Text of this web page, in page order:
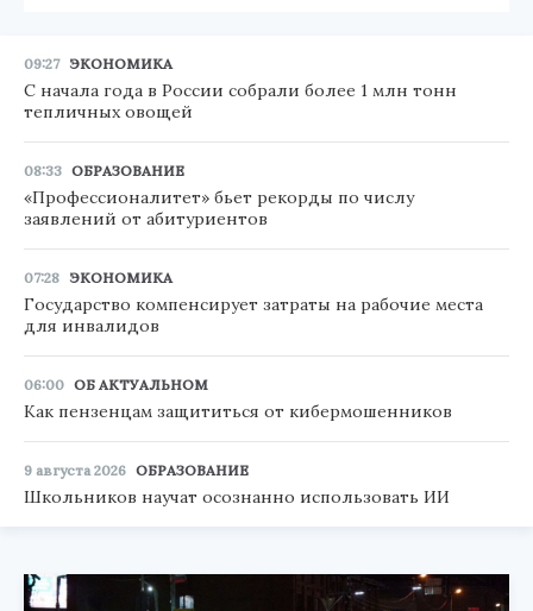
09:27 ЭКОНОМИКА
С начала года в России собрали более 1 млн тонн
тепличных овощей
08:33 ОБРАЗОВАНИЕ
«Профессионалитет» бьет рекорды по числу
заявлений от абитуриентов
07:28 ЭКОНОМИКА
Государство компенсирует затраты на рабочие места
для инвалидов
06:00 ОБ АКТУАЛЬНОМ
Как пензенцам защититься от кибермошенников
9 августа 2026 ОБРАЗОВАНИЕ
Школьников научат осознанно использовать ИИ